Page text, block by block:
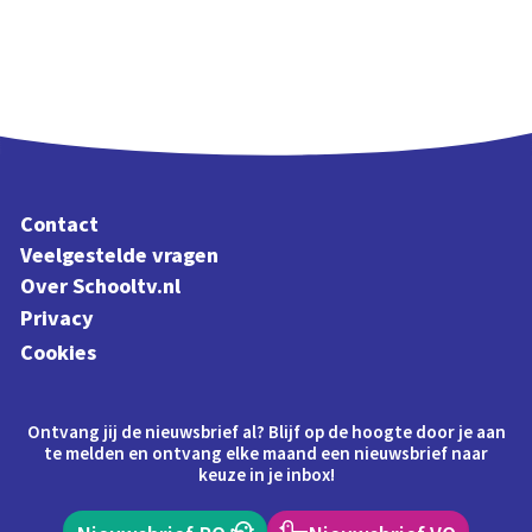
Contact
Veelgestelde vragen
Over Schooltv.nl
Privacy
Cookies
Ontvang jij de nieuwsbrief al? Blijf op de hoogte door je aan
te melden en ontvang elke maand een nieuwsbrief naar
keuze in je inbox!